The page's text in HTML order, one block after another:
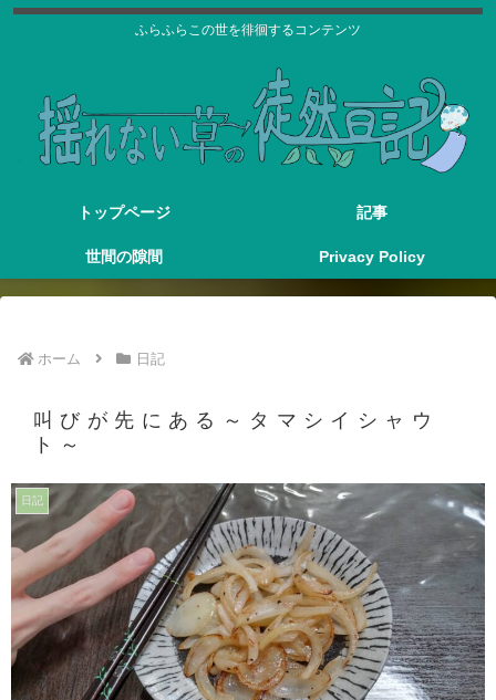
ふらふらこの世を徘徊するコンテンツ
トップページ 記事
世間の隙間 Privacy Policy
ホーム 日記
叫びが先にある～タマシイシャウ
ト～
日記